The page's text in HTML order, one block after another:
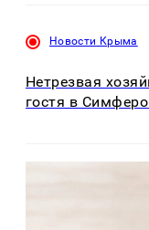
Новости Крыма
Нетрезвая
гостя в